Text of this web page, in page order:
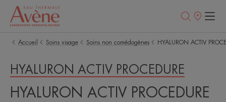
Points
Accueil
Soins visage Soins non comédogènes HYALURON ACTIV
HYALURON ACTIV PROCEDURE
HYALURON ACTIV PROCEDURE